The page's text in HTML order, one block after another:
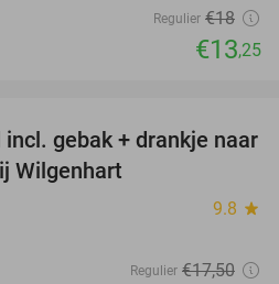
Regulier €18
€13,25
43%
gebak + drankje naar
Wilgenhart
9.8 star
Regulier €17,50